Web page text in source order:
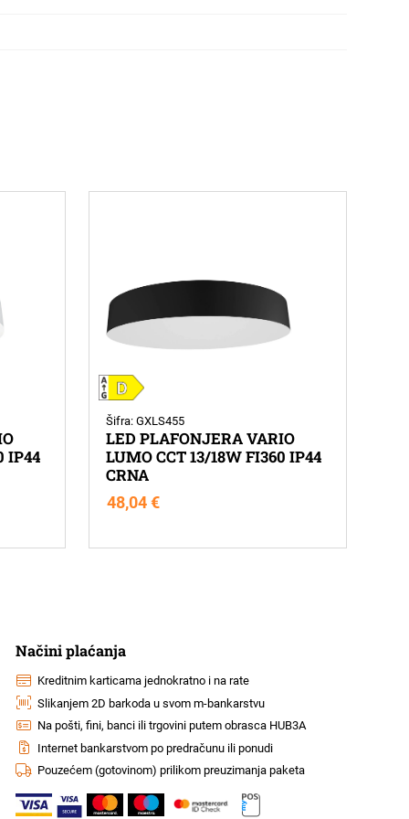
IP44
Šifra: GXLS455
LED PLAFONJERA VARIO
LUMO CCT 13/18W FI360 IP44
CRNA
48,04€
Načini plaćanja
Kreditnim karticama jednokratno i na rate
Slikanjem 2D barkoda u svom m-bankarstvu
Na pošti, fini, banci ili trgovini putem obrasca HUB3A
Internet bankarstvom po predračunu ili ponudi
Pouzećem (gotovinom) prilikom preuzimanja paketa